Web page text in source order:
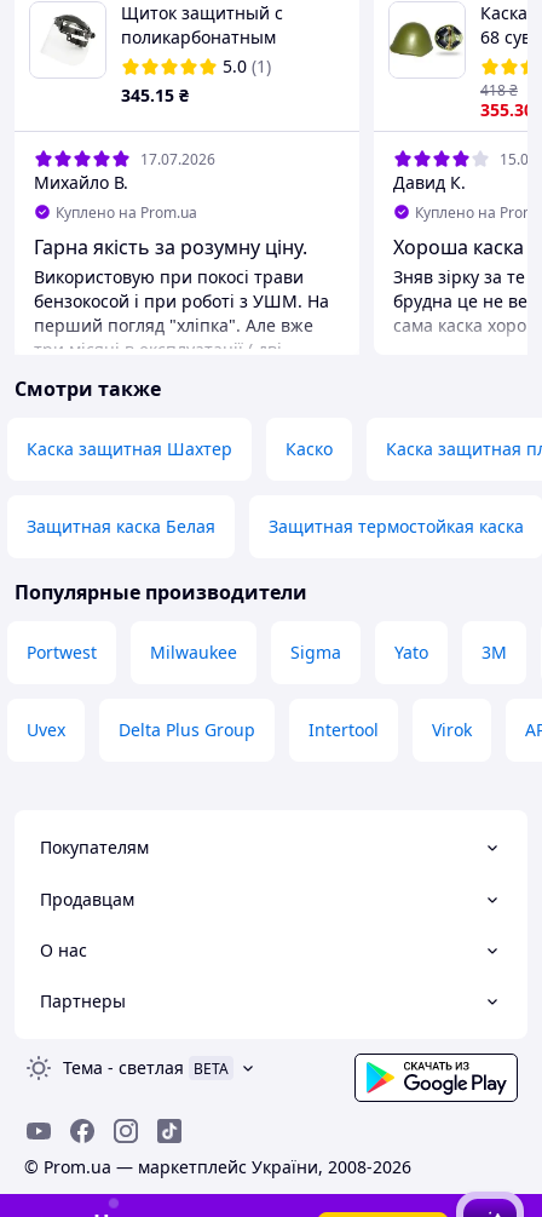
Щиток защитный с
поликарбонатным
экраном X-SCREEN 2760
5.0 (1)
345.15 ₴
17.07.2026
Михайло В.
Куплено на Prom.ua
Гарна якість за розумну ціну.
Використовую при покосі трави
бензокосой і при роботі з УШМ. На
перший погляд "хліпка". Але вже
три місяці в експлуатації ( дві
тримається.
Каска
68
355.30
418₴
Давид К.
Куплено на
Хороша каска
Зняв зірку за те
брудна це не
сама каска
Смотри также
Каска защитная Шахтер Каско Каска защитная
Защитная каска Белая Защитная термостойкая каска
Популярные производители
Portwest Milwaukee Sigma Yato 3М
Uvex Delta Plus Group Intertool Virok
Покупателям
Продавцам
О нас
Партнеры
Тема - светлая BETA
© Prom.ua — маркетплейс України, 2008-2026